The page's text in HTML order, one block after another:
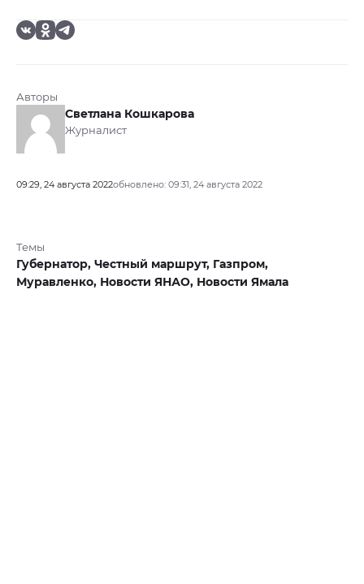
Авторы
Светлана Кошкарова
Журналист
09:29, 24 августа 2022обновлено: 09:31, 24 августа 2022
Темы
Губернатор, Честный маршрут, Газпром,
Муравленко, Новости ЯНАО, Новости Ямала